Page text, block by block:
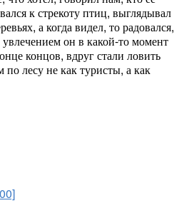
к стрекоту птиц, выглядывал
а когда видел, то радовался,
он в какой-то момент
концов, вдруг стали ловить
лесу не как туристы, а как